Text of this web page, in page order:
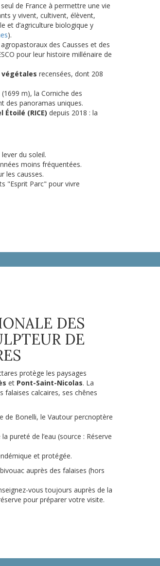
de France à permettre une vie
y vivent, cultivent, élèvent,
et d’agriculture biologique y
).
des Causses et des
pour leur histoire millénaire de
végétales recensées, dont 208
m), la Corniche des
des panoramas uniques.
(RICE) depuis 2018 : la
lever du soleil.
moins fréquentées.
les causses.
"Esprit Parc" pour vivre
DES
DE
protège les paysages
et Pont-Saint-Nicolas. La
falaises calcaires, ses chênes
de Bonelli, le Vautour percnoptère
pureté de l’eau (source : Réserve
et protégée.
auprès des falaises (hors
vous toujours auprès de la
pour préparer votre visite.